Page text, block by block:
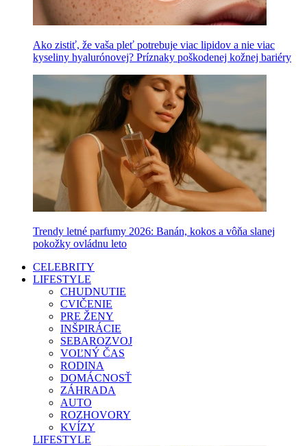
Ako zistiť, že vaša pleť potrebuje viac lipidov a nie viac
kyseliny hyalurónovej? Príznaky poškodenej kožnej bariéry
Trendy letné parfumy 2026: Banán, kokos a vôňa slanej
pokožky ovládnu leto
CELEBRITY
LIFESTYLE
CHUDNUTIE
CVIČENIE
PRE ŽENY
INŠPIRÁCIE
SEBAROZVOJ
VOĽNÝ ČAS
RODINA
DOMÁCNOSŤ
ZÁHRADA
AUTO
ROZHOVORY
KVÍZY
LIFESTYLE